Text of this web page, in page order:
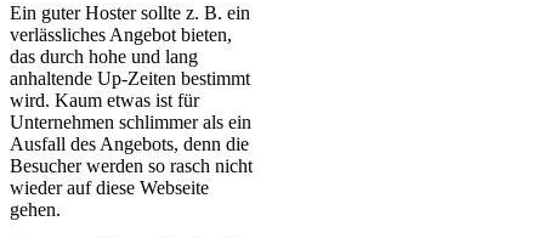
Ein guter Hoster sollte z. B. ein
verlässliches Angebot bieten,
das durch hohe und lang
anhaltende Up-Zeiten bestimmt
wird. Kaum etwas ist für
Unternehmen schlimmer als ein
Ausfall des Angebots, denn die
Besucher werden so rasch nicht
wieder auf diese Webseite
gehen.